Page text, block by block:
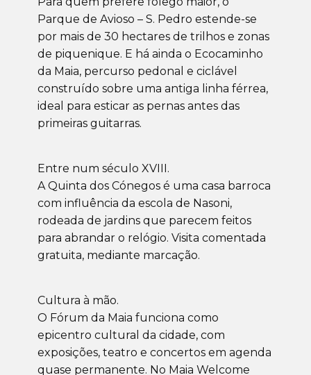
Parque de Avioso – S. Pedro estende-se
por mais de 30 hectares de trilhos e zonas
de piquenique. E há ainda o Ecocaminho
da Maia, percurso pedonal e ciclável
construído sobre uma antiga linha férrea,
ideal para esticar as pernas antes das
primeiras guitarras.
Entre num século XVIII.
A Quinta dos Cónegos é uma casa barroca
com influência da escola de Nasoni,
rodeada de jardins que parecem feitos
para abrandar o relógio. Visita comentada
gratuita, mediante marcação.
Cultura à mão.
O Fórum da Maia funciona como
epicentro cultural da cidade, com
exposições, teatro e concertos em agenda
quase permanente. No Maia Welcome